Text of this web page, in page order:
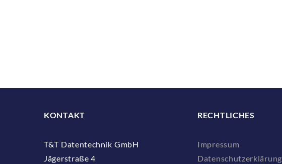
KONTAKT
T&T Datentechnik GmbH
Jägerstraße 4
RECHTLICHES
Impressum
Datenschutzerklärung